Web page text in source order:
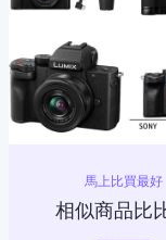
馬上比買最好
相似商品比